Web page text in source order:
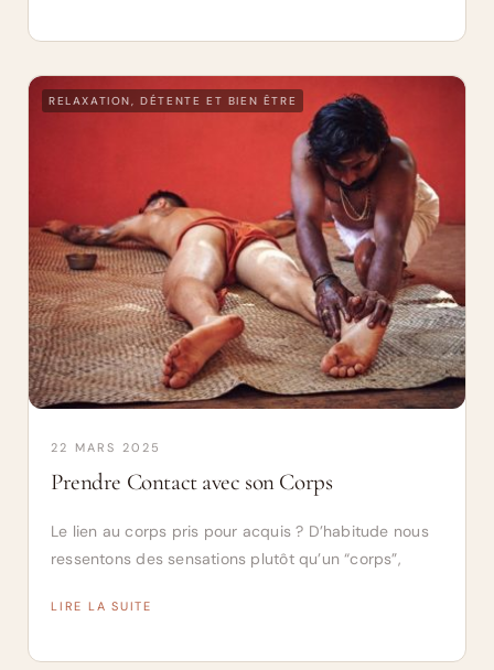
RELAXATION, DÉTENTE ET BIEN ÊTRE
22 MARS 2025
Prendre Contact avec son Corps
Le lien au corps pris pour acquis ? D’habitude nous
ressentons des sensations plutôt qu’un “corps”,
LIRE LA SUITE